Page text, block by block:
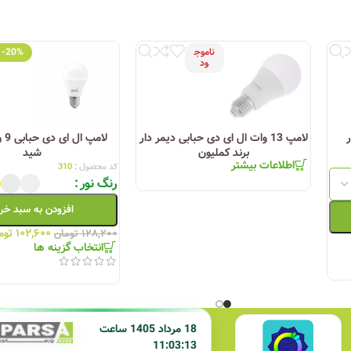
ناموج
ود
لامپ 13 وات ال ای دی حبابی دیمر دار
برند کملیون
اطلاعات بیشتر
-20%
شید
کد محصول :310
رنگ نور
افزودن به سبد
۱۲۸,۲۰۰ تومان ۱۰۲,۶۰۰
انتخاب گزینه ها
18 مرداد 1405 ساعت
11:03:13